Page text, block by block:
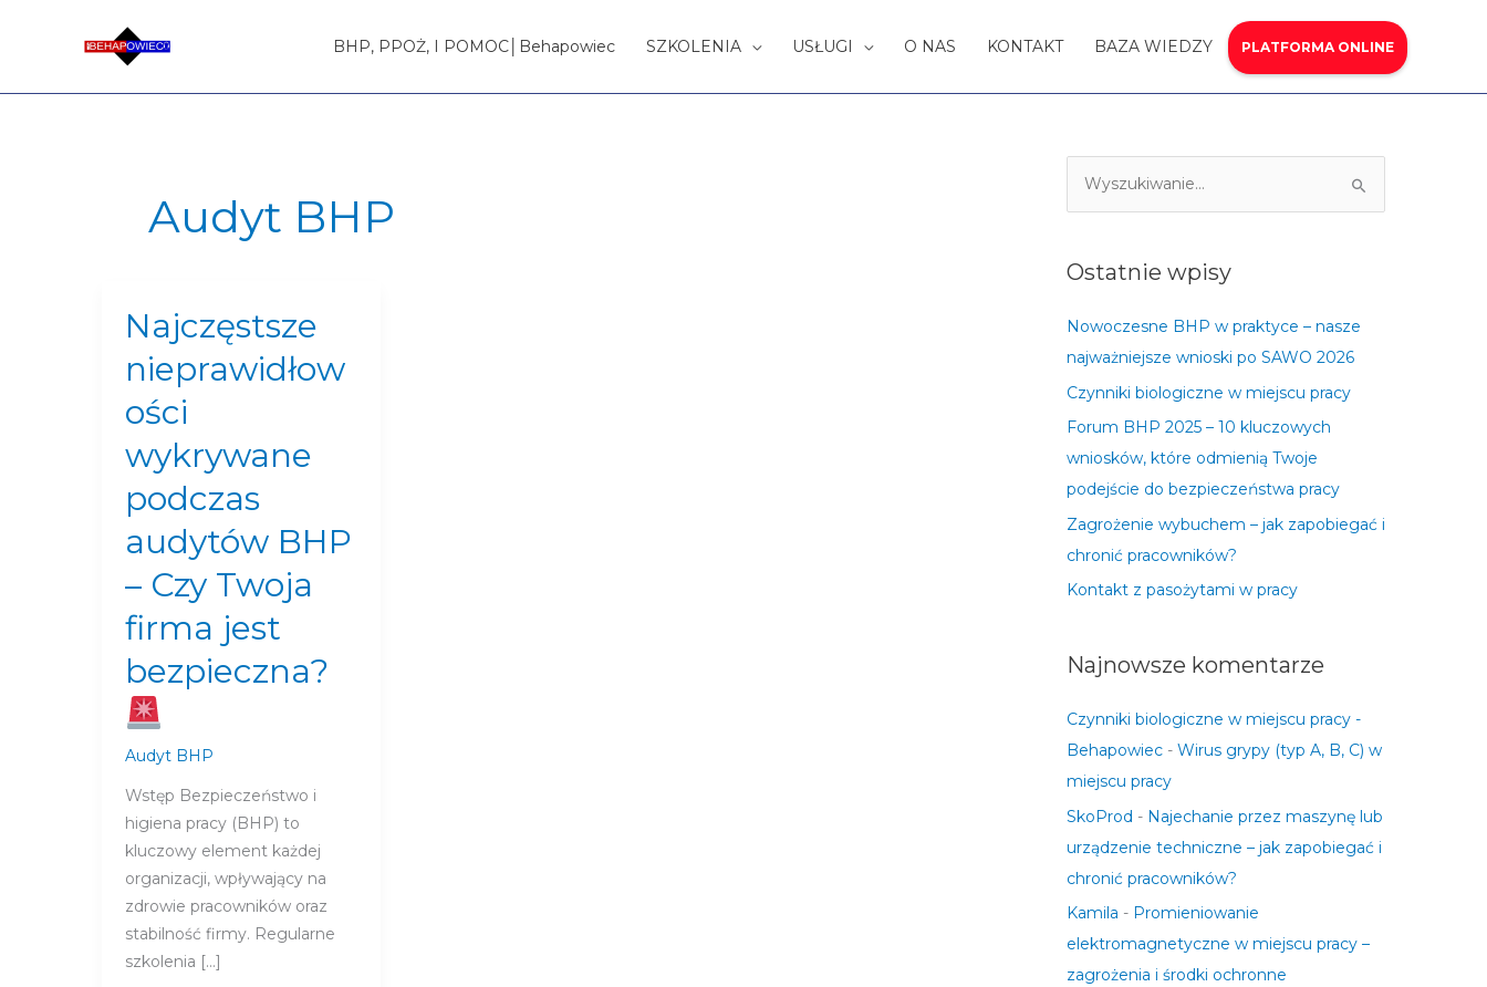
BHP, PPOŻ, I POMOC│Behapowiec SZKOLENIA USŁUGI O NAS KONTAKT BAZA WIEDZY PLATFORMA ONLINE
Audyt BHP
Najczęstsze
nieprawidłow
ości
wykrywane
podczas
audytów BHP
– Czy Twoja
firma jest
bezpieczna?
Audyt BHP
Wstęp Bezpieczeństwo i
higiena pracy (BHP) to
kluczowy element każdej
organizacji, wpływający na
zdrowie pracowników oraz
stabilność firmy. Regularne
szkolenia […]
Najczęstsze
nieprawidłowości
wykrywane
podczas
audytów
BHP
Czy
Twoja
jest
bezpieczna?
z
k
a
:
Ostatnie wpisy
Nowoczesne BHP w praktyce – nasze
najważniejsze wnioski po SAWO 2026
Czynniki biologiczne w miejscu pracy
Forum BHP 2025 – 10 kluczowych
wniosków, które odmienią Twoje
podejście do bezpieczeństwa pracy
Zagrożenie wybuchem – jak zapobiegać i
chronić pracowników?
Kontakt z pasożytami w pracy
Najnowsze komentarze
Czynniki biologiczne w miejscu pracy -
Behapowiec - Wirus grypy (typ A, B, C) w
miejscu pracy
SkoProd - Najechanie przez maszynę lub
urządzenie techniczne – jak zapobiegać i
chronić pracowników?
Kamila - Promieniowanie
elektromagnetyczne w miejscu pracy –
zagrożenia i środki ochronne